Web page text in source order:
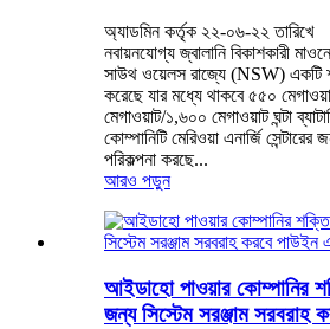
অ্যাডমিন কর্তৃক ২২-০৬-২২ তারিখে
নবায়নযোগ্য জ্বালানি বিকাশকারী
সাউথ ওয়েলস রাজ্যে (NSW) একটি
করেছে যার মধ্যে থাকবে ৫৫০
মেগাওয়াট/১,৬০০ মেগাওয়াট ঘন্টা
কোম্পানিটি মেরিওয়া এনার্জি
পরিকল্পনা করছে...
আরও পড়ুন
আইডাহো পাওয়ার কোম্পানির
জন্য সিস্টেম সরঞ্জাম সরবরাহ